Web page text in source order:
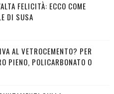
FELICITÀ: ECCO COME
DI SUSA
AL VETROCEMENTO? PER
PIENO, POLICARBONATO O